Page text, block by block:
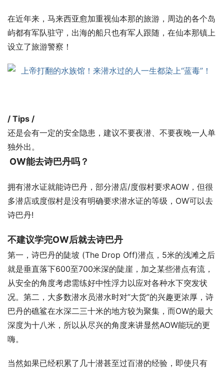
在近年来，马来西亚愈加重视仙本那的旅游，周边的各个岛
屿都有军队驻守，出海的船只也有军人跟随，在仙本那镇上
设立了旅游警察！
/ Tips /
还是会有一定的安全隐患，建议不要夜潜、不要夜晚一人单
独外出。
OW能去诗巴丹吗？
拥有潜水证就能诗巴丹，部分潜店/度假村要求AOW，但很
多潜店或度假村是没有明确要求潜水证的等级，OW可以去
诗巴丹!
不建议学完OW后就去诗巴丹
第一，诗巴丹的陡坡 (The Drop Off)潜点，5米的浅滩之后
就是垂直落下600至700米深的陡崖，加之某些潜点有流，
从安全的角度考虑需练好中性浮力以应对各种水下突发状
况。第二，大多数潜水员潜水时对”大货”的兴趣更浓厚，诗
巴丹的礁鲨在水深二三十米的地方较为聚集，而OW的最大
深度为十八米，所以从尽兴的角度来讲显然AOW能玩的更
嗨。
当然如果已经积累了几十潜甚至过百潜的经验，即使只有